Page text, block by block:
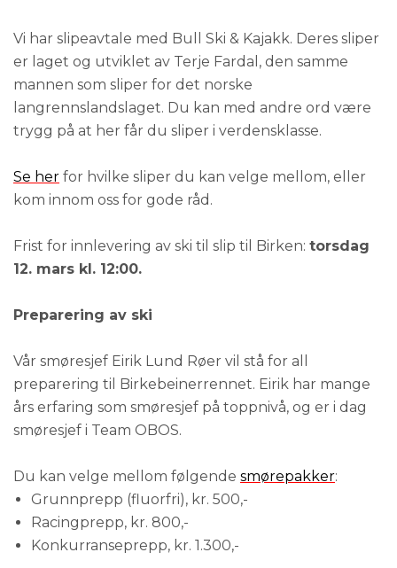
Vi har slipeavtale med Bull Ski & Kajakk. Deres sliper
er laget og utviklet av Terje Fardal, den samme
mannen som sliper for det norske
langrennslandslaget. Du kan med andre ord være
trygg på at her får du sliper i verdensklasse.
Se her for hvilke sliper du kan velge mellom, eller
kom innom oss for gode råd.
Frist for innlevering av ski til slip til Birken: torsdag
12. mars kl. 12:00.
Preparering av ski
Vår smøresjef Eirik Lund Røer vil stå for all
preparering til Birkebeinerrennet. Eirik har mange
års erfaring som smøresjef på toppnivå, og er i dag
smøresjef i Team OBOS.
Du kan velge mellom følgende smørepakker:
Grunnprepp (fluorfri), kr. 500,-
Racingprepp, kr. 800,-
Konkurranseprepp, kr. 1.300,-